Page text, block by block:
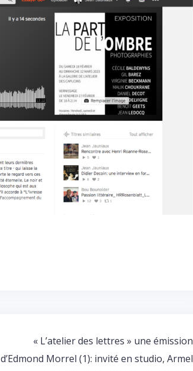
« L’atelier des lettres » une émission
d’Edmond Morrel (1): invité en studio, Armel